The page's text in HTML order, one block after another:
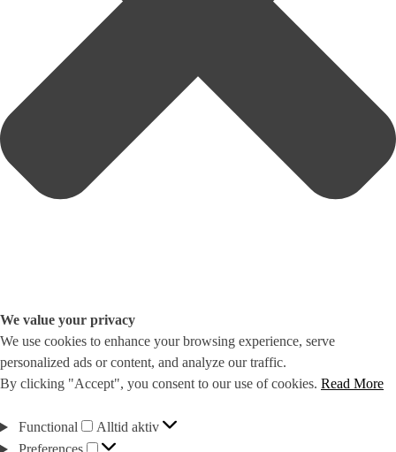
We value your privacy
We use cookies to enhance your browsing experience, serve
personalized ads or content, and analyze our traffic.
By clicking "Accept", you consent to our use of cookies. Read More
Functional Functional
Alltid aktiv
Preferences